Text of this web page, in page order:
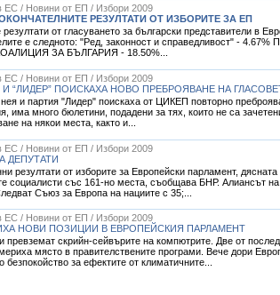
ЕС / Новини от ЕП / Избори 2009
РЕЗУЛТАТИ ОТ ИЗБОРИТЕ ЗА ЕП
от гласуването за български представители в
е следното: "Ред, законност и справедливост" -
ЗА БЪЛГАРИЯ - 18.50%...
ЕС / Новини от ЕП / Избори 2009
“ЛИДЕР” ПОИСКАХА НОВО ПРЕБРОЯВАНЕ НА
и партия "Лидер" поискаха от ЦИКЕП повторно
има много бюлетини, подадени за тях, които не са
на някои места, както и...
ЕС / Новини от ЕП / Избори 2009
ДЕПУТАТИ
резултати от изборите за Европейски парламент,
социалисти със 161-но места, съобщава БНР. Алиансът
Съюз за Европа на нациите с 35;...
ЕС / Новини от ЕП / Избори 2009
НОВИ ПОЗИЦИИ В ЕВРОПЕЙСКИЯ ПАРЛАМЕНТ
скрийн-сейвърите на компютрите. Две от
място в правителствените програми. Вече дори
за ефектите от климатичните...